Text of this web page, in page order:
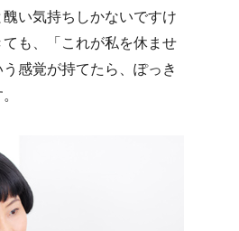
い気持ちしかないですけ
も、「これが私を休ませ
感覚が持てたら、ぽっき